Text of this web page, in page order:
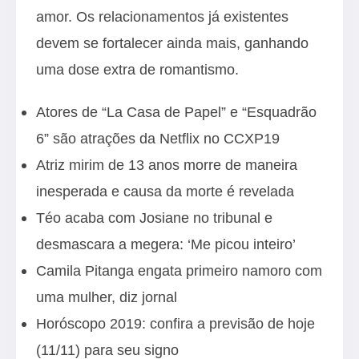
amor. Os relacionamentos já existentes
devem se fortalecer ainda mais, ganhando
uma dose extra de romantismo.
Atores de “La Casa de Papel” e “Esquadrão
6” são atrações da Netflix no CCXP19
Atriz mirim de 13 anos morre de maneira
inesperada e causa da morte é revelada
Téo acaba com Josiane no tribunal e
desmascara a megera: ‘Me picou inteiro’
Camila Pitanga engata primeiro namoro com
uma mulher, diz jornal
Horóscopo 2019: confira a previsão de hoje
(11/11) para seu signo